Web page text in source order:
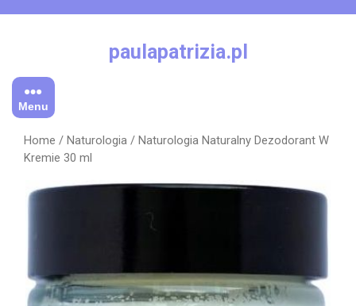
paulapatrizia.pl
Menu
Home / Naturologia / Naturologia Naturalny Dezodorant W
Kremie 30 ml